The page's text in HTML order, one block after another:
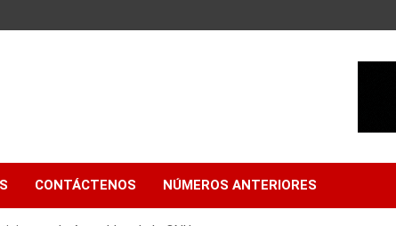
CONTÁCTENOS NÚMEROS ANTERIORES